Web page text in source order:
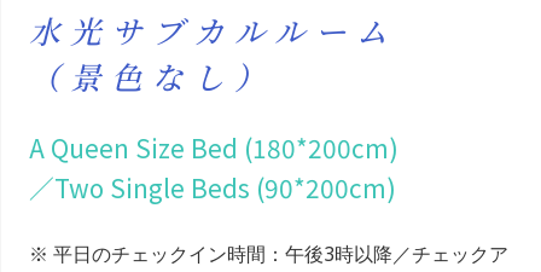
水光サブカルルーム
（景色なし）
A Queen Size Bed (180*200cm)
／Two Single Beds (90*200cm)
※ 平日のチェックイン時間：午後3時以降／チェックア